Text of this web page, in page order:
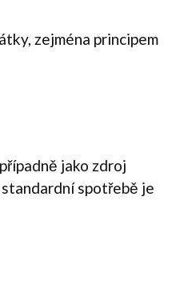
zejména principem
jako zdroj
spotřebě je